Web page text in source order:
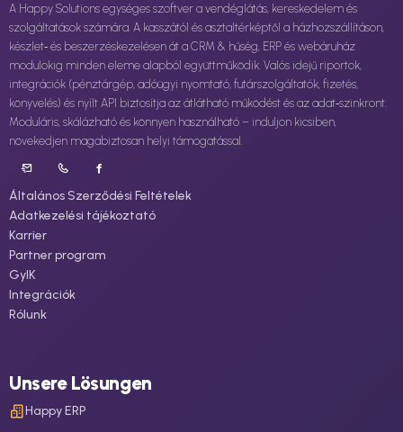
A Happy Solutions egységes szoftver a vendéglátás, kereskedelem és
szolgáltatások számára. A kasszától és asztaltérképtől a házhozszállításon,
készlet‑ és beszerzéskezelésen át a CRM & hűség, ERP és webáruház
modulokig minden eleme alapból együttműködik. Valós idejű riportok,
integrációk (pénztárgép, adóügyi nyomtató, futárszolgáltatók, fizetés,
könyvelés) és nyílt API biztosítja az átlátható működést és az adat‑szinkront.
Moduláris, skálázható és könnyen használható – induljon kicsiben,
növekedjen magabiztosan helyi támogatással.
Általános Szerződési Feltételek
Adatkezelési tájékoztató
Karrier
Partner program
GyIK
Integrációk
Rólunk
Unsere Lösungen
Happy ERP